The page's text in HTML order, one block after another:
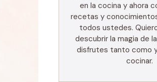
en la cocina y ahora
recetas y
todos ustedes.
descubrir la magia de
disfrutes tanto como
cocinar.